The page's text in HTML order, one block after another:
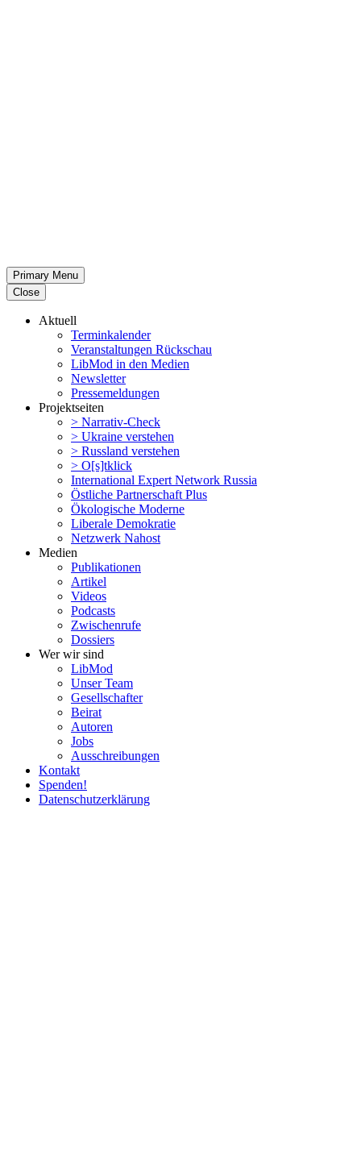
Primary Menu
Close
Aktuell
Termin­ka­lender
Veran­stal­tungen Rückschau
LibMod in den Medien
Newsletter
Presse­mel­dungen
Projekt­seiten
> Narrativ-Check
> Ukraine verstehen
> Russland verstehen
> O[s]tklick
Inter­na­tional Expert Network Russia
Östliche Partner­schaft Plus
Ökolo­gische Moderne
Liberale Demokratie
Netzwerk Nahost
Medien
Publi­ka­tionen
Artikel
Videos
Podcasts
Zwischenrufe
Dossiers
Wer wir sind
LibMod
Unser Team
Gesell­schafter
Beirat
Autoren
Jobs
Ausschrei­bungen
Kontakt
Spenden!
Daten­schutz­er­klärung